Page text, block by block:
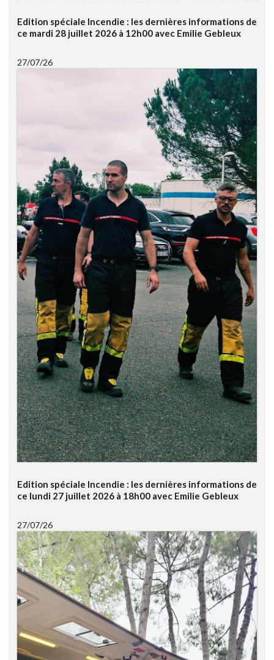
Edition spéciale Incendie : les dernières informations de
ce mardi 28 juillet 2026 à 12h00 avec Emilie Gebleux
27/07/26
Edition spéciale Incendie : les dernières informations de
ce lundi 27 juillet 2026 à 18h00 avec Emilie Gebleux
27/07/26